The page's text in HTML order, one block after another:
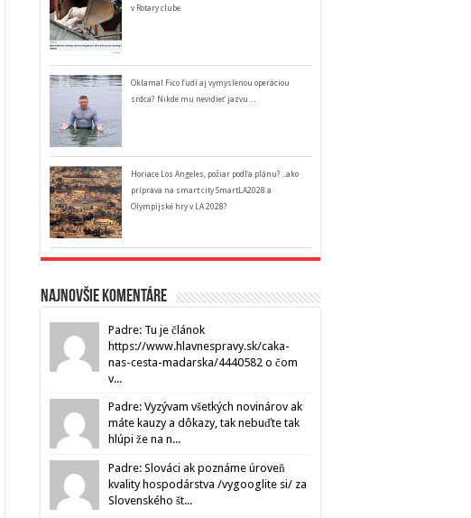
v Rotary clube
Oklamal Fico ľudí aj vymyslenou operáciou
srdca? Nikde mu nevidieť jazvu…
Horiace Los Angeles, požiar podľa plánu? ..ako
príprava na smart city SmartLA2028 a
Olympijské hry v LA 2028?
Najnovšie komentáre
Padre: Tu je článok
https://www.hlavnespravy.sk/caka-
nas-cesta-madarska/4440582 o čom
v...
Padre: Vyzývam všetkých novinárov ak
máte kauzy a dôkazy, tak nebuďte tak
hlúpi že na n...
Padre: Slováci ak poznáme úroveň
kvality hospodárstva /vygooglite si/ za
Slovenského št...